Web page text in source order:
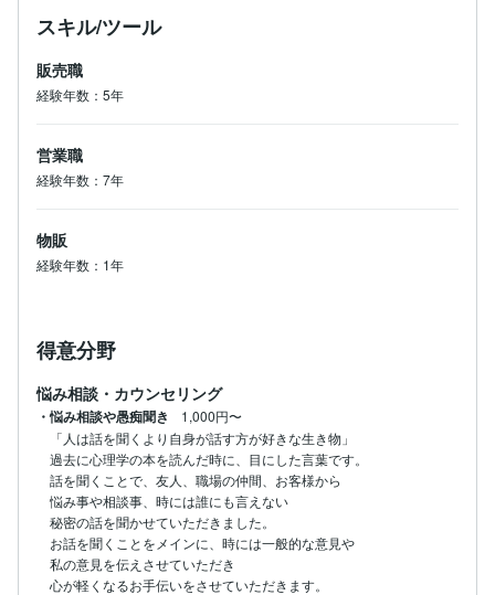
スキル/ツール
販売職
経験年数：5年
営業職
経験年数：7年
物販
経験年数：1年
得意分野
悩み相談・カウンセリング
・悩み相談や愚痴聞き
1,000円〜
「人は話を聞くより自身が話す方が好きな生き物」
過去に心理学の本を読んだ時に、目にした言葉です。
話を聞くことで、友人、職場の仲間、お客様から
悩み事や相談事、時には誰にも言えない
秘密の話を聞かせていただきました。
お話を聞くことをメインに、時には一般的な意見や
私の意見を伝えさせていただき
心が軽くなるお手伝いをさせていただきます。